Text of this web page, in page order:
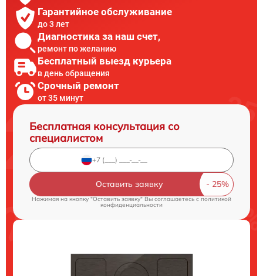
Гарантийное обслуживание
до 3 лет
Диагностика за наш счет,
ремонт по желанию
Бесплатный выезд курьера
в день обращения
Срочный ремонт
от 35 минут
Бесплатная консультация со
специалистом
Оставить заявку
Нажимая на кнопку "Оставить заявку" Вы соглашаетесь cполитикой
конфиденциальности